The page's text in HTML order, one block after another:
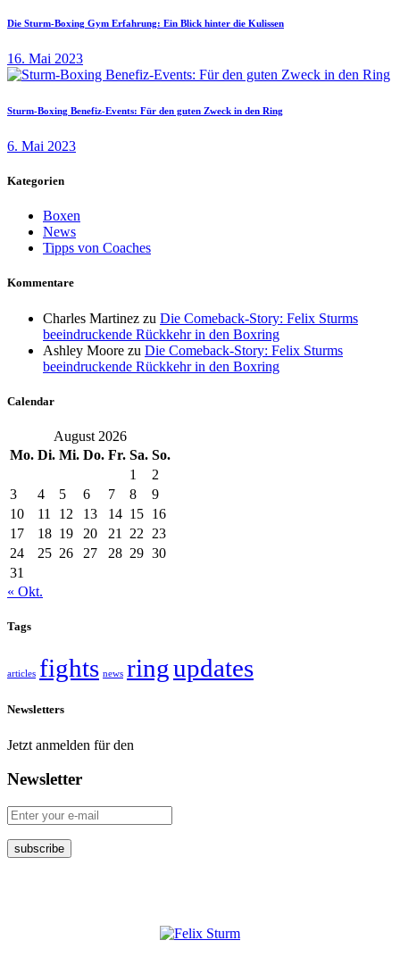
Die Sturm-Boxing Gym Erfahrung: Ein Blick hinter die Kulissen
16. Mai 2023
Sturm-Boxing Benefiz-Events: Für den guten Zweck in den Ring
6. Mai 2023
Kategorien
Boxen
News
Tipps von Coaches
Kommentare
Charles Martinez zu Die Comeback-Story: Felix Sturms
beeindruckende Rückkehr in den Boxring
Ashley Moore zu Die Comeback-Story: Felix Sturms
beeindruckende Rückkehr in den Boxring
Calendar
August 2026
Mo. Di. Mi. Do. Fr. Sa. So.
1
2
3
4 5 6 7 8
9
10
11 12 13 14 15 16
17
18 19 20 21 22
23
24
25 26 27 28 29 30
31
« Okt.
Tags
articles fights news ringupdates
Newsletters
Jetzt anmelden für den
Newsletter